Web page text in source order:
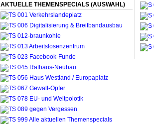
AKTUELLE THEMENSPECIALS (AUSWAHL)